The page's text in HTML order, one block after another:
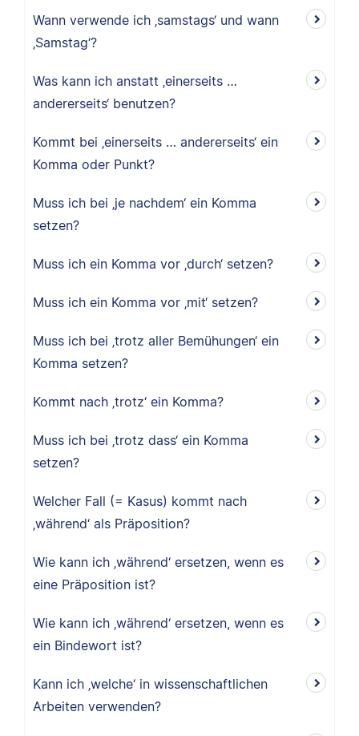
Wann verwende ich ‚samstags‘ und wann
‚Samstag‘?
Was kann ich anstatt ‚einerseits …
andererseits‘ benutzen?
Kommt bei ‚einerseits … andererseits‘ ein
Komma oder Punkt?
Muss ich bei ‚je nachdem‘ ein Komma
setzen?
Muss ich ein Komma vor ‚durch‘ setzen?
Muss ich ein Komma vor ‚mit‘ setzen?
Muss ich bei ‚trotz aller Bemühungen‘ ein
Komma setzen?
Kommt nach ‚trotz‘ ein Komma?
Muss ich bei ‚trotz dass‘ ein Komma
setzen?
Welcher Fall (= Kasus) kommt nach
‚während‘ als Präposition?
Wie kann ich ‚während‘ ersetzen, wenn es
eine Präposition ist?
Wie kann ich ‚während‘ ersetzen, wenn es
ein Bindewort ist?
Kann ich ‚welche‘ in wissenschaftlichen
Arbeiten verwenden?